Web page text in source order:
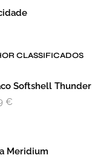
CLASSIFICADOS
Softshell Thunder
€
Meridium